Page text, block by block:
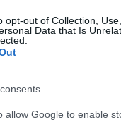
opt-out of Collection,
Data that Is
allow Google to enable